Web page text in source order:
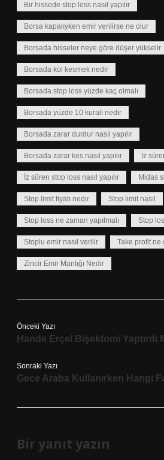
Bir hissede stop loss nasıl yapılır
Borsa kapalıyken emir verilirse ne olur
Borsada hisseler neye göre düşer yükselir
Borsada kol kesmek nedir
Borsada stop loss yüzde kaç olmalı
Borsada yüzde 10 kuralı nedir
Borsada zarar durdur nasıl yapılır
Borsada zarar kes nasıl yapılır İz
İz süren stop loss nasıl yapılır Midas
Stop limit fiyatı nedir Stop limit nasıl
Stop loss ne zaman yapılmalı Stop
Stoplu emir nasıl verilir Take profit ne
Zincir Emir Mantığı Nedir
Önceki Yazı
Hande Erçel Bişektomi Yaptırdı
Sonraki Yazı
Gece Araba Kullanırken Hangi
Bir yanıt yazın